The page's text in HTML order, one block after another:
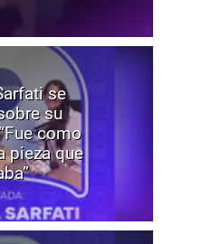
se
su
como
pieza que